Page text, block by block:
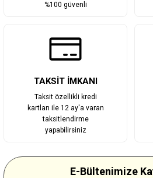
%100 güvenli
TAKSİT İMKANI
Taksit özellikli kredi
kartları ile 12 ay'a varan
taksitlendirme
yapabilirsiniz
E-Bültenimize